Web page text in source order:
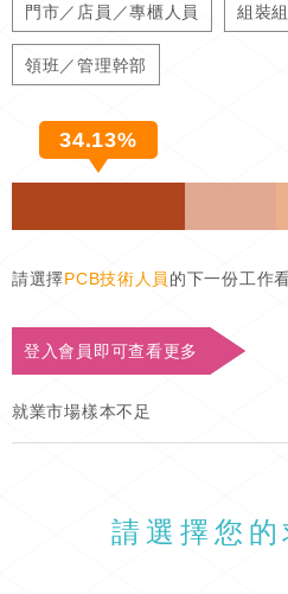
門市／店員／專櫃人員 組裝
領班／管理幹部
34.13%
請選擇PCB技術人員 的下一份工作
登入會員即可查看更多
就業市場樣本不足
請選擇您的